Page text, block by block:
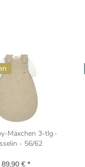
Mäxchen 3-tlg.-
- 56/62
89,90 € *